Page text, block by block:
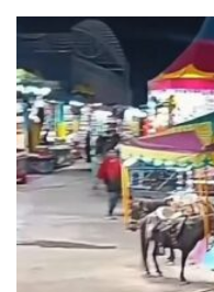
Como responsable de
debe salvaguardar el
públicos y respetar los